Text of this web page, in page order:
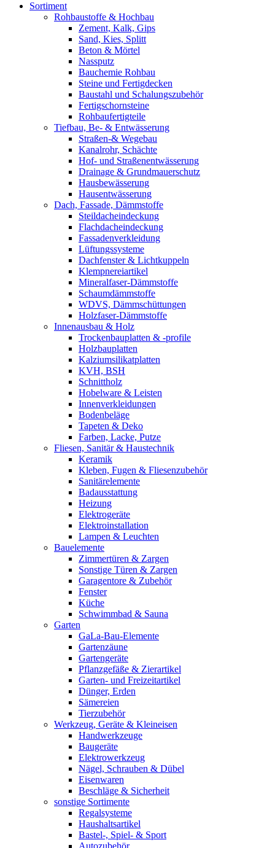
Sortiment
Rohbaustoffe & Hochbau
Zement, Kalk, Gips
Sand, Kies, Splitt
Beton & Mörtel
Nassputz
Bauchemie Rohbau
Steine und Fertigdecken
Baustahl und Schalungszubehör
Fertigschornsteine
Rohbaufertigteile
Tiefbau, Be- & Entwässerung
Straßen-& Wegebau
Kanalrohr, Schächte
Hof- und Straßenentwässerung
Drainage & Grundmauerschutz
Hausbewässerung
Hausentwässerung
Dach, Fassade, Dämmstoffe
Steildacheindeckung
Flachdacheindeckung
Fassadenverkleidung
Lüftungssysteme
Dachfenster & Lichtkuppeln
Klempnereiartikel
Mineralfaser-Dämmstoffe
Schaumdämmstoffe
WDVS, Dämmschüttungen
Holzfaser-Dämmstoffe
Innenausbau & Holz
Trockenbauplatten & -profile
Holzbauplatten
Kalziumsilikatplatten
KVH, BSH
Schnittholz
Hobelware & Leisten
Innenverkleidungen
Bodenbeläge
Tapeten & Deko
Farben, Lacke, Putze
Fliesen, Sanitär & Haustechnik
Keramik
Kleben, Fugen & Fliesenzubehör
Sanitärelemente
Badausstattung
Heizung
Elektrogeräte
Elektroinstallation
Lampen & Leuchten
Bauelemente
Zimmertüren & Zargen
Sonstige Türen & Zargen
Garagentore & Zubehör
Fenster
Küche
Schwimmbad & Sauna
Garten
GaLa-Bau-Elemente
Gartenzäune
Gartengeräte
Pflanzgefäße & Zierartikel
Garten- und Freizeitartikel
Dünger, Erden
Sämereien
Tierzubehör
Werkzeug, Geräte & Kleineisen
Handwerkzeuge
Baugeräte
Elektrowerkzeug
Nägel, Schrauben & Dübel
Eisenwaren
Beschläge & Sicherheit
sonstige Sortimente
Regalsysteme
Haushaltsartikel
Bastel-, Spiel- & Sport
Autozubehör